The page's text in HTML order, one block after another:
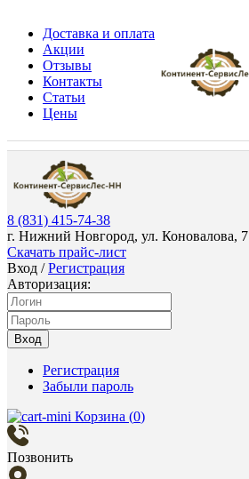
Доставка и оплата
Акции
Отзывы
Контакты
Статьи
Цены
8 (831) 415-74-38
г. Нижний Новгород, ул. Коновалова, 7
Скачать прайс-лист
Вход / Регистрация
Авторизация:
Вход
Регистрация
Забыли пароль
Корзина (0)
Позвонить